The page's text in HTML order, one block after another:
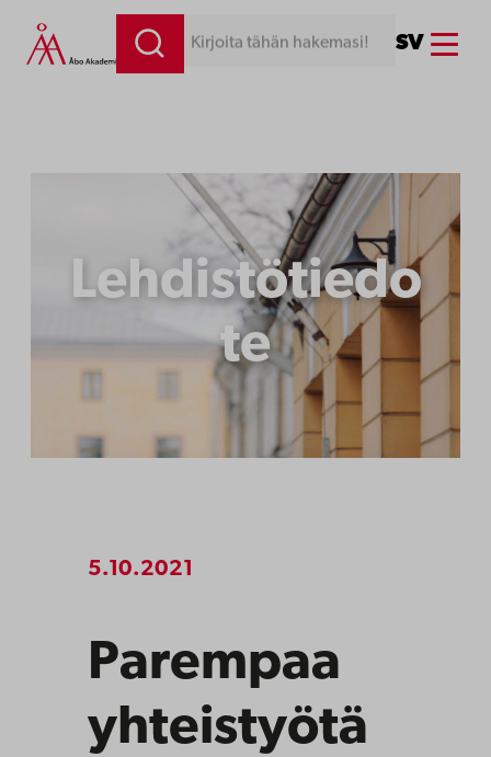
Siirry
sisältöön
Kirjoita tähän hakemasi! SV Menu
Lehdistötiedo
te
5.10.2021
Parempaa
yhteistyötä